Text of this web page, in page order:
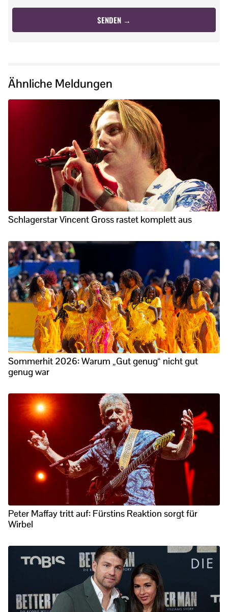
Ähnliche Meldungen
Schlagerstar Vincent Gross rastet komplett aus
Sommerhit 2026: Warum „Gut genug“ nicht gut
genug war
Peter Maffay tritt auf: Fürstins Reaktion sorgt für
Wirbel